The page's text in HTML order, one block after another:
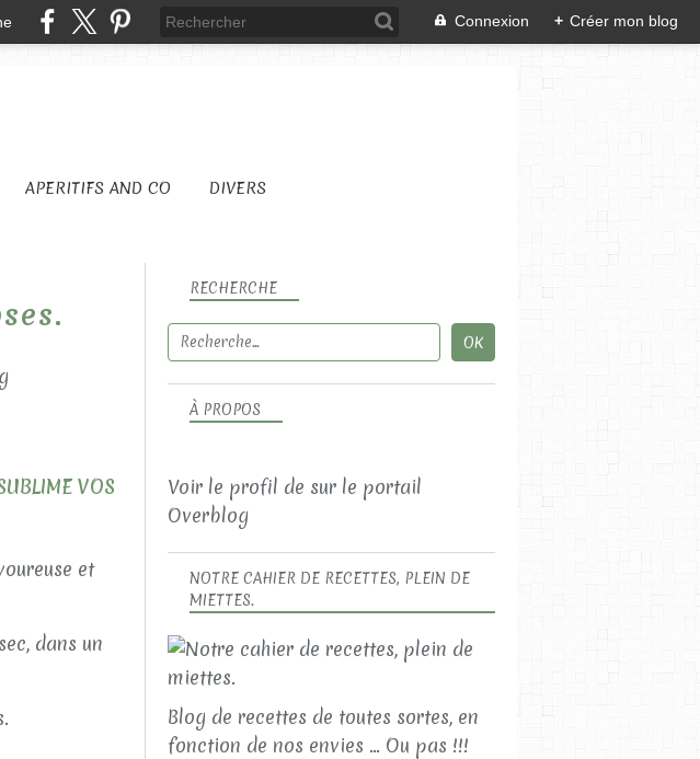
Connexion + Créer mon blog
APERITIFS AND CO DIVERS
VOS
et
dans un
RECHERCHE
NOTRE CAHIER DE RECETTES, PLEIN DE
MIETTES.
Blog de recettes de toutes sortes, en
fonction de nos envies ... Ou pas !!!
À PROPOS
Voir le profil de sur le portail
Overblog